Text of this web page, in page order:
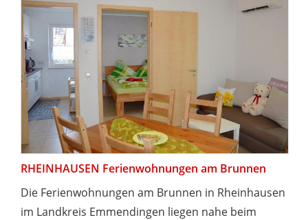
RHEINHAUSEN Ferienwohnungen am Brunnen
Die Ferienwohnungen am Brunnen in Rheinhausen
im Landkreis Emmendingen liegen nahe beim